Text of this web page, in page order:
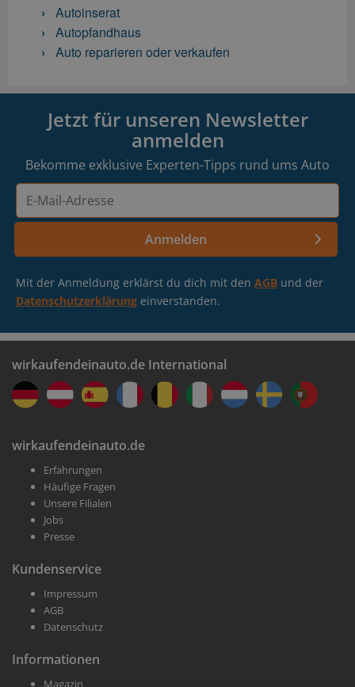
Autoinserat
Autopfandhaus
Auto reparieren oder verkaufen
Jetzt für unseren Newsletter
anmelden
Bekomme exklusive Experten-Tipps rund ums Auto
Adresse
Anmelden
Mit der Anmeldung erklärst du dich mit den AGB und der
Datenschutzerklärung einverstanden.
wirkaufendeinauto.de International
wirkaufendeinauto.de
Erfahrungen
Häufige Fragen
Unsere Filialen
Jobs
Presse
Kundenservice
Impressum
AGB
Datenschutz
Informationen
Magazin